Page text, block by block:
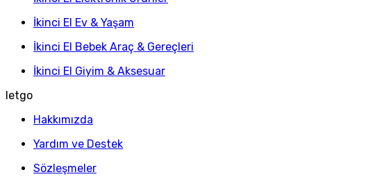
İkinci El Ev & Yaşam
İkinci El Bebek Araç & Gereçleri
İkinci El Giyim & Aksesuar
letgo
Hakkımızda
Yardım ve Destek
Sözleşmeler